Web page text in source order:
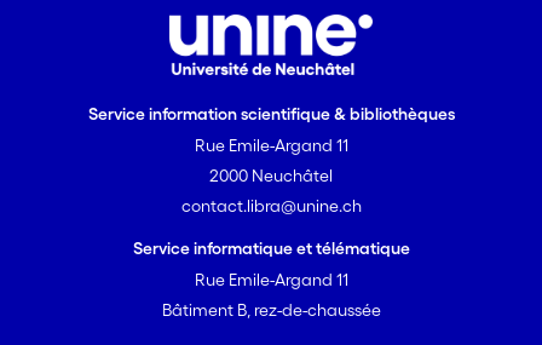
Service information scientifique & bibliothèques
Rue Emile-Argand 11
2000 Neuchâtel
contact.libra@unine.ch
Service informatique et télématique
Rue Emile-Argand 11
Bâtiment B, rez-de-chaussée